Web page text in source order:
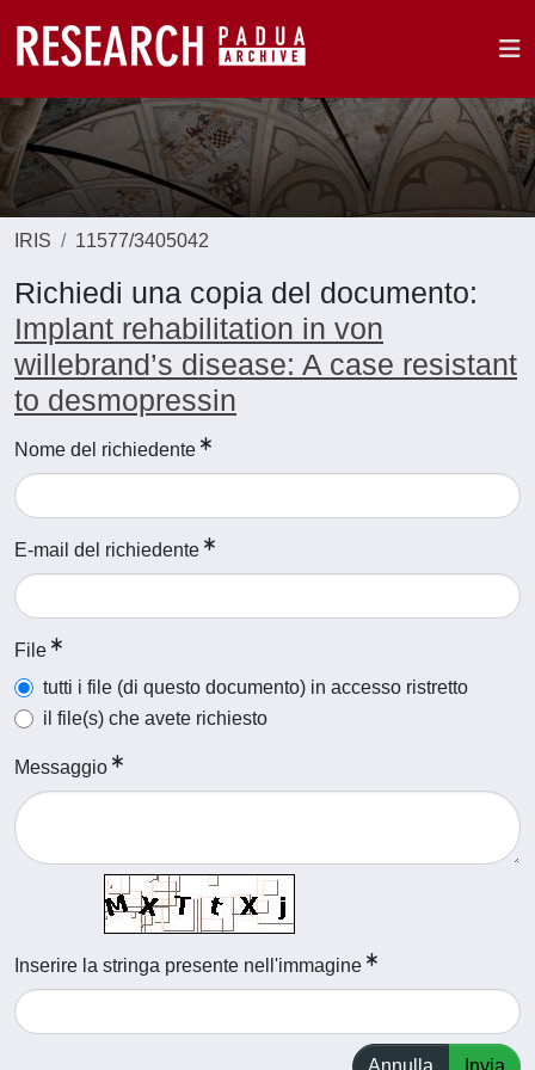
IRIS 11577/3405042
Richiedi una copia del documento:
Implant rehabilitation in von
willebrand’s disease: A case resistant
to desmopressin
Nome del richiedente
E-mail del richiedente
File
tutti i file (di questo documento) in accesso ristretto
il file(s) che avete richiesto
Messaggio
Inserire la stringa presente nell'immagine
Annulla Invia